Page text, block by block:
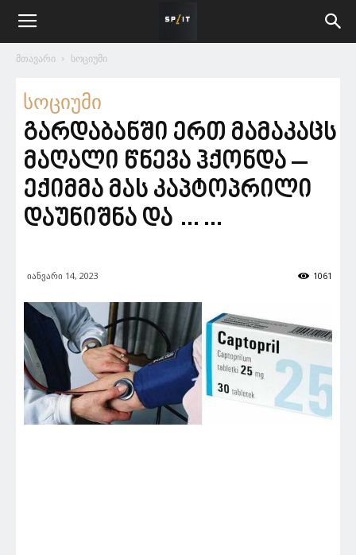
მთავარი სოციუმი
სოციუმი
გარდაბანში ერთ მამაკაცს
მაღალი წნევა ჰქონდა –
ექიმმა მას კაპტოპრილი
დაუნიშნა და ……
იანვარი 14, 2023 1061